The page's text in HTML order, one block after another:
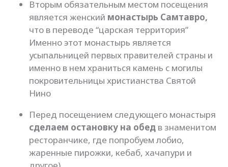
Вторым обязательным местом посещения
является женский монастырь Самтавро,
что в переводе “царская территория”
Именно этот монастырь является
усыпальницей первых правителей страны и
именно в нем храниться камень с могилы
покровительницы христианства Святой
Нино
Перед посещением следующего монастыря
сделаем остановку на обед в знаменитом
ресторанчике, где попробуем лобио,
жаренные пирожки, кебаб, хачапури и